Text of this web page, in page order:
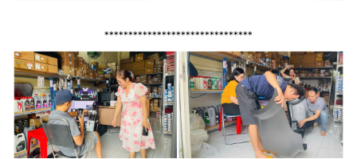
*******************************